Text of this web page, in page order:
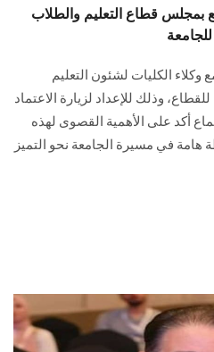
قطاع التعليم والطلاب
للجامعة
الكليات لشئون التعليم
وذلك للإعداد لزيارة الاعتماد
أكد على الأهمية القصوى لهذه
هامة في مسيرة الجامعة نحو التميز